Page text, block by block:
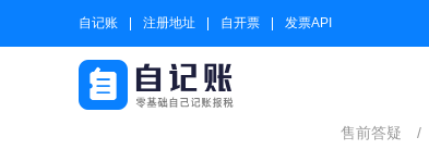
自记账 注册地址 自开票 发票API
售前答疑 /